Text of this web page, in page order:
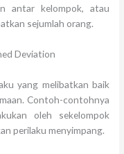
antar kelompok, atau
sejumlah orang.
Deviation
yang melibatkan baik
Contoh-contohnya
oleh sekelompok
perilaku menyimpang.